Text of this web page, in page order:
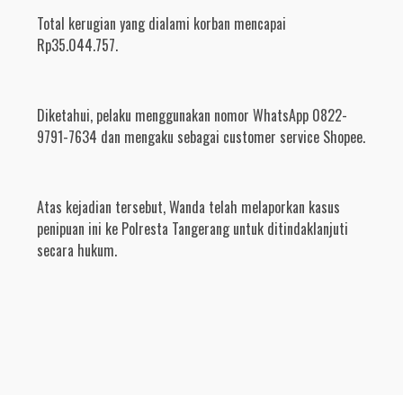
Total kerugian yang dialami korban mencapai
Rp35.044.757.
Diketahui, pelaku menggunakan nomor WhatsApp 0822-
9791-7634 dan mengaku sebagai customer service Shopee.
Atas kejadian tersebut, Wanda telah melaporkan kasus
penipuan ini ke Polresta Tangerang untuk ditindaklanjuti
secara hukum.